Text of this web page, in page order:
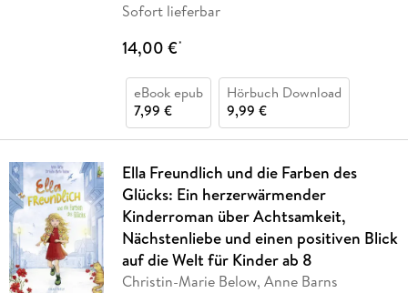
Sofort lieferbar
14,00 €*
eBook epub
7,99 €
Hörbuch Download
9,99 €
Ella Freundlich und die Farben des
Glücks: Ein herzerwärmender
Kinderroman über Achtsamkeit,
Nächstenliebe und einen positiven Blick
auf die Welt für Kinder ab 8
Christin-Marie Below, Anne Barns